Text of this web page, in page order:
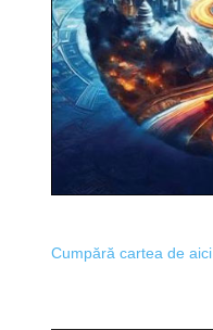
Cumpără cartea de aici